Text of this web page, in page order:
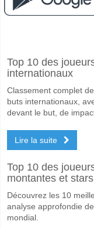
Le match entre
Nurnberg pour le
Oui pour Les Deux
Quel sera le
Sur le côté risqué,
Top 10 des
internationaux
Classement complet
buts internationaux,
devant le but, de
Lire la suite
Top 10 des
montantes et
Découvrez les 10
analyse approfondie
mondial.